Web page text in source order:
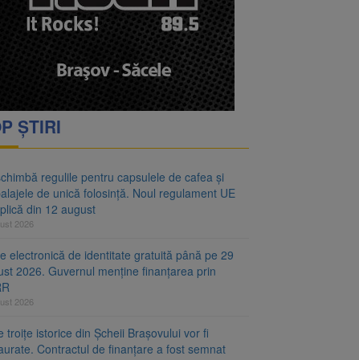
și același barem
regulament UE se
ȘTIRI
regulile pentru capsulele de cafea și
de unică folosință. Noul regulament UE
din 12 august
2026
electronică de identitate gratuită până pe 29
2026. Guvernul menține finanțarea prin
2026
troițe istorice din Șcheii Brașovului vor fi
Contractul de finanțare a fost semnat